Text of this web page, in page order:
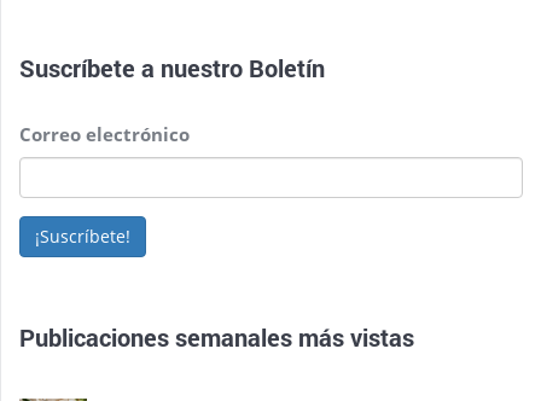
Suscríbete a nuestro Boletín
Correo electrónico
¡Suscríbete!
Publicaciones semanales más vistas